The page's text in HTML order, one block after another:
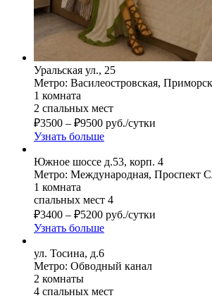
Уральская ул., 25
Метро: Василеостровская,
1 комната
2 спальных мест
₽3500 – ₽9500 руб./сутки
Узнать больше
Южное шоссе д.53, корп. 4
Метро: Международная, Проспект
1 комната
спальных мест 4
₽3400 – ₽5200 руб./сутки
Узнать больше
ул. Тосина, д.6
Метро: Обводный канал
2 комнаты
4 спальных мест